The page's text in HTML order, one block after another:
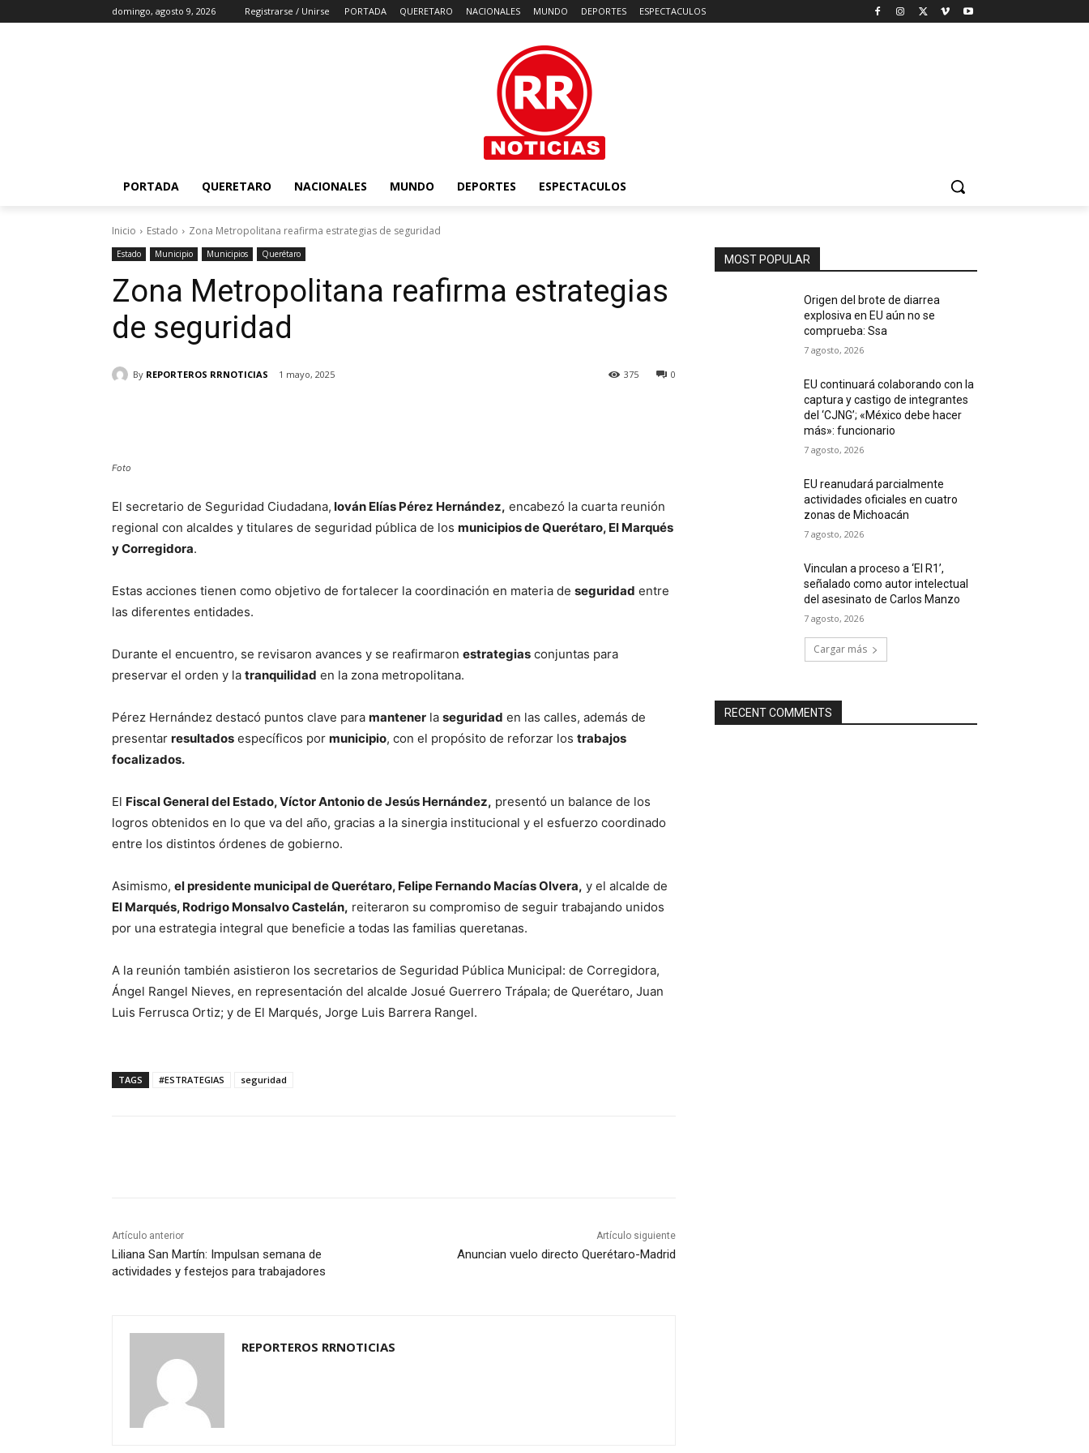
domingo, agosto 9, 2026 Registrarse / Unirse PORTADA QUERETARO NACIONALES MUNDO DEPORTES ESPECTACULOS
PORTADA QUERETARO NACIONALES MUNDO DEPORTES ESPECTACULOS
Inicio Estado Zona Metropolitana reafirma estrategias de seguridad
Estado Municipio Municipios Querétaro
Zona Metropolitana reafirma estrategias
de seguridad
By REPORTEROS RRNOTICIAS 1 mayo, 2025 0
375
Foto
El secretario de Seguridad Ciudadana, Iován Elías Pérez Hernández, encabezó la cuarta reunión
regional con alcaldes y titulares de seguridad pública de los municipios de Querétaro, El Marqués
y Corregidora.
Estas acciones tienen como objetivo de fortalecer la coordinación en materia de seguridad entre
las diferentes entidades.
Durante el encuentro, se revisaron avances y se reafirmaron estrategias conjuntas para
preservar el orden y la tranquilidad en la zona metropolitana.
Pérez Hernández destacó puntos clave para mantener la seguridad en las calles, además de
presentar resultados específicos por municipio, con el propósito de reforzar los trabajos
focalizados.
El Fiscal General del Estado, Víctor Antonio de Jesús Hernández, presentó un balance de los
logros obtenidos en lo que va del año, gracias a la sinergia institucional y el esfuerzo coordinado
entre los distintos órdenes de gobierno.
Asimismo, el presidente municipal de Querétaro, Felipe Fernando Macías Olvera, y el alcalde de
El Marqués, Rodrigo Monsalvo Castelán, reiteraron su compromiso de seguir trabajando unidos
por una estrategia integral que beneficie a todas las familias queretanas.
A la reunión también asistieron los secretarios de Seguridad Pública Municipal: de Corregidora,
Ángel Rangel Nieves, en representación del alcalde Josué Guerrero Trápala; de Querétaro, Juan
Luis Ferrusca Ortiz; y de El Marqués, Jorge Luis Barrera Rangel.
TAGS #ESTRATEGIAS seguridad
Artículo anterior
Liliana San Martín: Impulsan semana de
actividades y festejos para trabajadores
Artículo siguiente
Anuncian vuelo directo Querétaro-Madrid
REPORTEROS RRNOTICIAS
MOST POPULAR
Origen del brote de diarrea
explosiva en EU aún no se
comprueba: Ssa
7 agosto, 2026
EU continuará colaborando con la
captura y castigo de integrantes
del ‘CJNG’; «México debe hacer
más»: funcionario
7 agosto, 2026
EU reanudará parcialmente
actividades oficiales en cuatro
zonas de Michoacán
7 agosto, 2026
Vinculan a proceso a ‘El R1’,
señalado como autor intelectual
del asesinato de Carlos Manzo
7 agosto, 2026
Cargar más
RECENT COMMENTS